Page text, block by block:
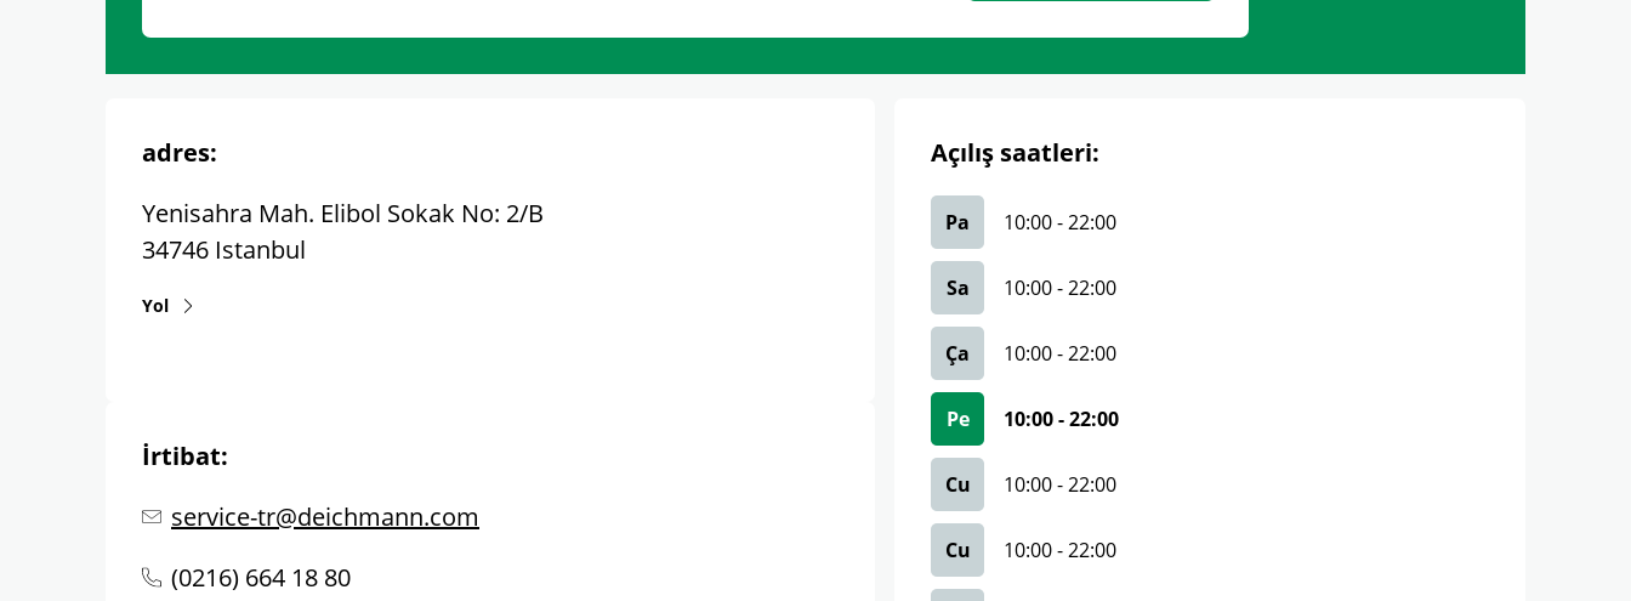
adres:
Yenisahra Mah. Elibol Sokak No: 2/B
34746 Istanbul
Yol
İrtibat:
service-tr@deichmann.com
(0216) 664 18 80
Açılış saatleri:
Pa 10:00-22:00
Sa 10:00-22:00
Ça 10:00-22:00
Pe 10:00-22:00
Cu 10:00-22:00
Cu 10:00-22:00